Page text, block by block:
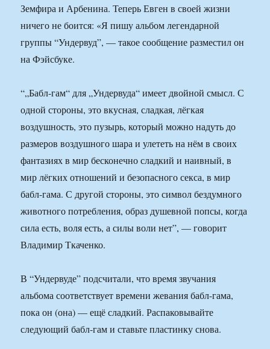
Земфира и Арбенина. Теперь Евген в своей жизни
ничего не боится: «Я пишу альбом легендарной
группы “Ундервуд”, — такое сообщение разместил он
на Фэйсбуке.
“„Бабл-гам“ для „Ундервуда“ имеет двойной смысл. С
одной стороны, это вкусная, сладкая, лёгкая
воздушность, это пузырь, который можно надуть до
размеров воздушного шара и улететь на нём в своих
фантазиях в мир бесконечно сладкий и наивный, в
мир лёгких отношений и безопасного секса, в мир
бабл-гама. С другой стороны, это символ бездумного
животного потребления, образ душевной попсы, когда
сила есть, воля есть, а силы воли нет”, — говорит
Владимир Ткаченко.
В “Ундервуде” подсчитали, что время звучания
альбома соответствует времени жевания бабл-гама,
пока он (она) — ещё сладкий. Распаковывайте
следующий бабл-гам и ставьте пластинку снова.